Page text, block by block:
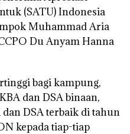
(SATU) Indonesia
Muhammad Aria
Du Anyam Hanna
bagi kampung,
dan DSA binaan,
DSA terbaik di tahun
kepada tiap-tiap